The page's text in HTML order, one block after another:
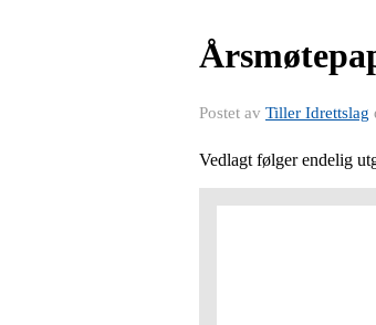
Postet av Tiller Idrettslag
Vedlagt følger endelig